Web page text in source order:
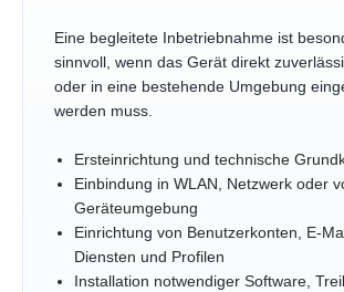
Eine begleitete Inbetriebnahme ist
sinnvoll, wenn das Gerät direkt
oder in eine bestehende Umgebung
werden muss.
Ersteinrichtung und technische
Einbindung in WLAN, Netzwerk oder
Geräteumgebung
Einrichtung von Benutzerkonten, E-
Diensten und Profilen
Installation notwendiger Software,